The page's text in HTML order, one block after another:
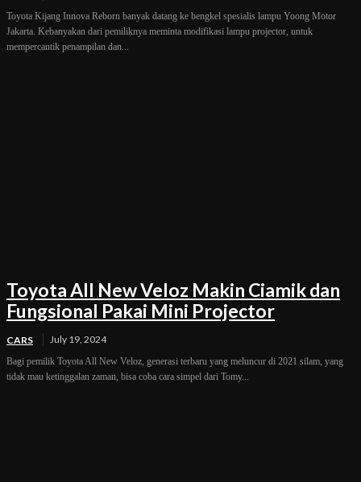
Toyota Kijang Innova Reborn banyak datang ke bengkel spesialis lampu Yoong Motor
Jakarta. Kebanyakan dari pemiliknya meminta modifikasi lampu projector, untuk
mempercantik penampilan dan...
Toyota All New Veloz Makin Ciamik dan
Fungsional Pakai Mini Projector
CARS July 19, 2024
Bagi pemilik Toyota All New Veloz, generasi terbaru yang meluncur di 2021 silam, yang
tidak mau ketinggalan zaman, bisa coba cara simpel dari Tomy...